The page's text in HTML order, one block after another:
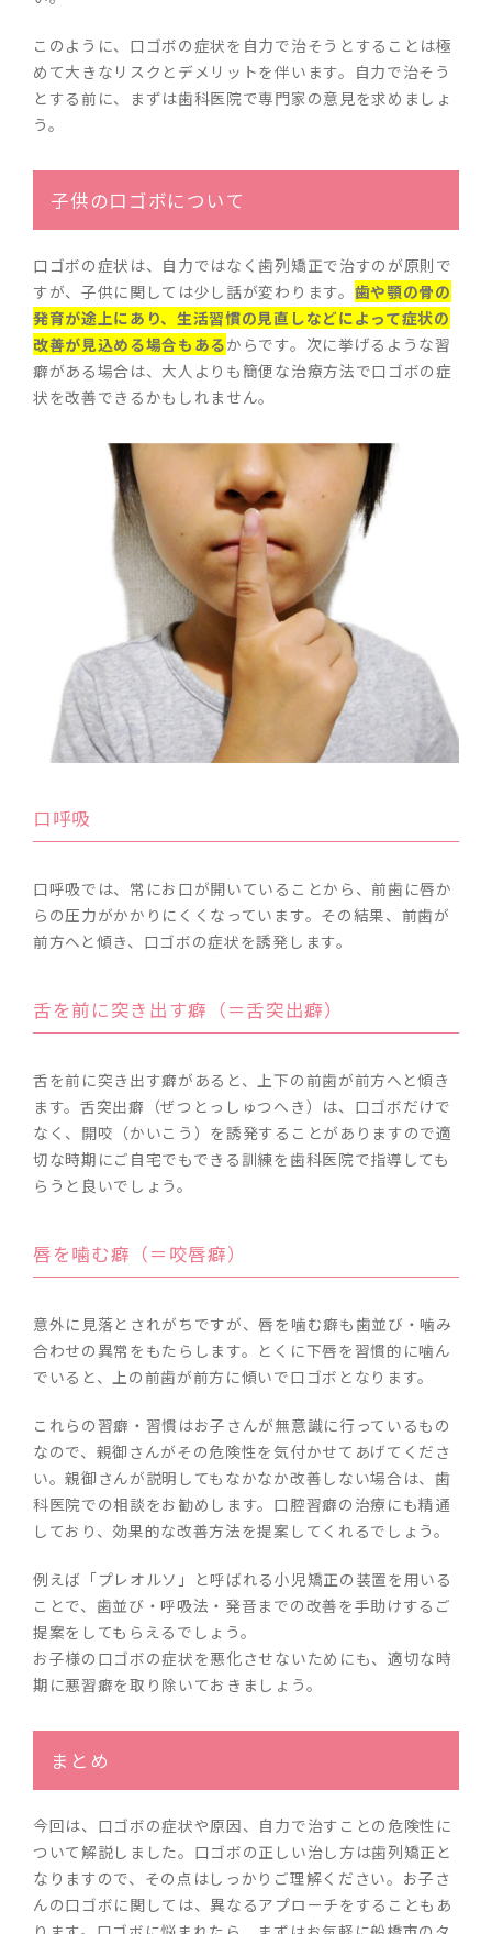
このように、口ゴボの症状を自力で治そうとすることは極
めて大きなリスクとデメリットを伴います。自力で治そう
とする前に、まずは歯科医院で専門家の意見を求めましょ
う。
子供の口ゴボについて
口ゴボの症状は、自力ではなく歯列矯正で治すのが原則で
すが、子供に関しては少し話が変わります。 歯や顎の骨の
発育が途上にあり、生活習慣の見直しなどによって症状の
改善が見込める場合もあるからです。次に挙げるような習
癖がある場合は、大人よりも簡便な治療方法で口ゴボの症
状を改善できるかもしれません。
口呼吸
口呼吸では、常にお口が開いていることから、前歯に唇か
らの圧力がかかりにくくなっています。その結果、前歯が
前方へと傾き、口ゴボの症状を誘発します。
舌を前に突き出す癖（＝舌突出癖）
舌を前に突き出す癖があると、上下の前歯が前方へと傾き
ます。舌突出癖（ぜつとっしゅつへき）は、口ゴボだけで
なく、開咬（かいこう）を誘発することがありますので適
切な時期にご自宅でもできる訓練を歯科医院で指導しても
らうと良いでしょう。
唇を噛む癖（＝咬唇癖）
意外に見落とされがちですが、唇を噛む癖も歯並び・噛み
合わせの異常をもたらします。とくに下唇を習慣的に噛ん
でいると、上の前歯が前方に傾いで口ゴボとなります。
これらの習癖・習慣はお子さんが無意識に行っているもの
なので、親御さんがその危険性を気付かせてあげてくださ
い。親御さんが説明してもなかなか改善しない場合は、歯
科医院での相談をお勧めします。口腔習癖の治療にも精通
しており、効果的な改善方法を提案してくれるでしょう。
例えば「プレオルソ」と呼ばれる小児矯正の装置を用いる
ことで、歯並び・呼吸法・発音までの改善を手助けするご
提案をしてもらえるでしょう。
お子様の口ゴボの症状を悪化させないためにも、適切な時
期に悪習癖を取り除いておきましょう。
まとめ
今回は、口ゴボの症状や原因、自力で治すことの危険性に
ついて解説しました。口ゴボの正しい治し方は歯列矯正と
なりますので、その点はしっかりご理解ください。お子さ
んの口ゴボに関しては、異なるアプローチをすることもあ